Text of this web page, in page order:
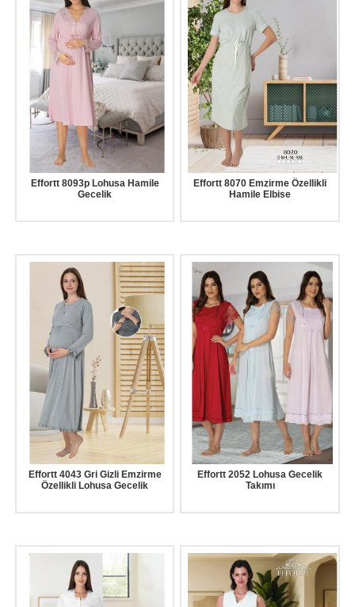
Effortt 8093p Lohusa Hamile
Gecelik
Effortt 8070 Emzirme Özellikli
Hamile Elbise
Effortt 4043 Gri Gizli Emzirme
Özellikli Lohusa Gecelik
Effortt 2052 Lohusa Gecelik
Takımı